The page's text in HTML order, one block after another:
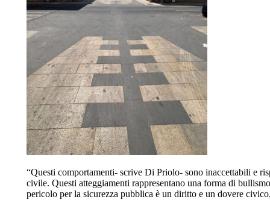
“Questi comportamenti- scrive Di Priolo- sono inaccettabili e
civile. Questi atteggiamenti rappresentano una forma di
pericolo per la sicurezza pubblica è un diritto e un dovere